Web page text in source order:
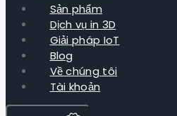
Sản phẩm
Dịch vụ in 3D
Giải pháp IoT
Blog
Về chúng tôi
Tài khoản